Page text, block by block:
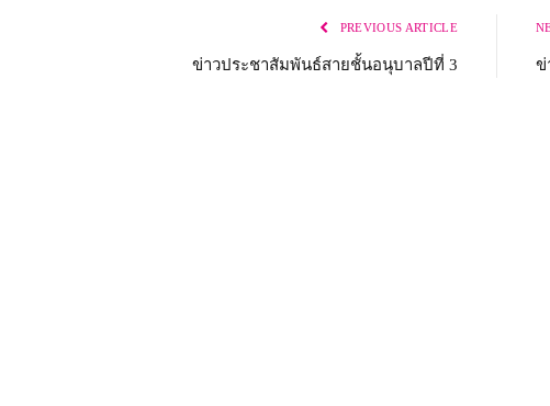
PREVIOUS ARTICLE
ข่าวประชาสัมพันธ์สายชั้นอนุบาลปีที่ 3 ข่